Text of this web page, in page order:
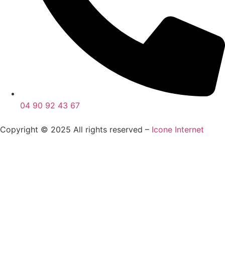
04 90 92 43 67
Copyright © 2025 All rights reserved – Icone Internet